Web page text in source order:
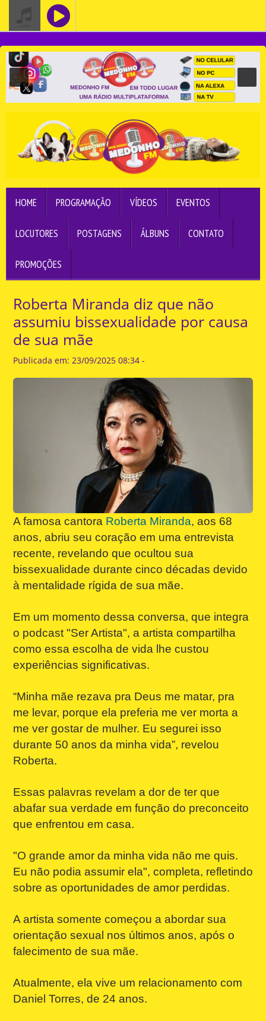
HOME PROGRAMAÇÃO VÍDEOS EVENTOS
LOCUTORES POSTAGENS ÁLBUNS CONTATO
PROMOÇÕES
Roberta Miranda diz que não
assumiu bissexualidade por causa
de sua mãe
Publicada em: 23/09/2025 08:34 -
A famosa cantora Roberta Miranda, aos 68
anos, abriu seu coração em uma entrevista
recente, revelando que ocultou sua
bissexualidade durante cinco décadas devido
à mentalidade rígida de sua mãe.
Em um momento dessa conversa, que integra
o podcast "Ser Artista", a artista compartilha
como essa escolha de vida lhe custou
experiências significativas.
“Minha mãe rezava pra Deus me matar, pra
me levar, porque ela preferia me ver morta a
me ver gostar de mulher. Eu segurei isso
durante 50 anos da minha vida”, revelou
Roberta.
Essas palavras revelam a dor de ter que
abafar sua verdade em função do preconceito
que enfrentou em casa.
"O grande amor da minha vida não me quis.
Eu não podia assumir ela", completa, refletindo
sobre as oportunidades de amor perdidas.
A artista somente começou a abordar sua
orientação sexual nos últimos anos, após o
falecimento de sua mãe.
Atualmente, ela vive um relacionamento com
Daniel Torres, de 24 anos.